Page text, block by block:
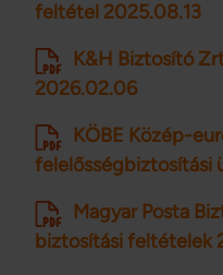
feltétel 2025.08.13
K&H Biztosító
2026.02.06
KÖBE Közép-
felelősségbiztosítási
Magyar Posta
biztosítási feltételek